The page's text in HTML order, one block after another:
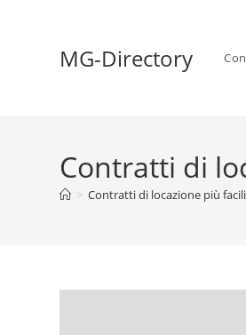
MG-Directory
Contratti di
> Contratti di locazione più